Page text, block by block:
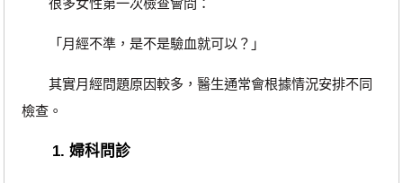
「月經不準，是不是驗血就可以？」
其實月經問題原因較多，醫生通常會根據情況安排不同
檢查。
1. 婦科問診